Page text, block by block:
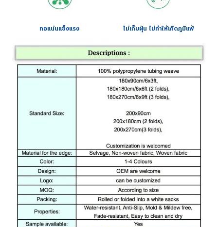
ทอแน่นแข็งแรง ไม่เก็บฝุ่น ไม่ทำให้เกิดภูมิแพ้